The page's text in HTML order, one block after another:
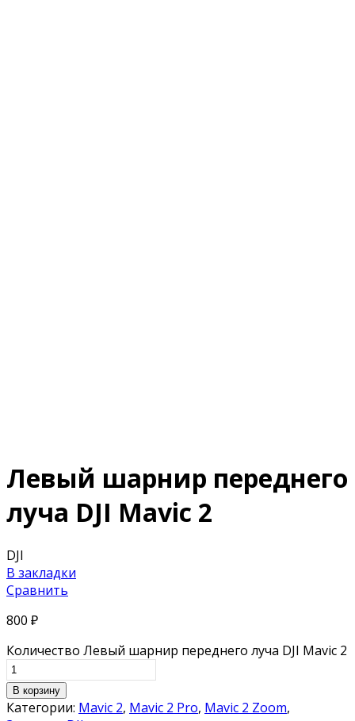
Левый шарнир переднего
луча DJI Mavic 2
DJI
В закладки
Сравнить
800 ₽
Количество Левый шарнир переднего луча DJI Mavic 2
В корзину
Категории: Mavic 2, Mavic 2 Pro, Mavic 2 Zoom,